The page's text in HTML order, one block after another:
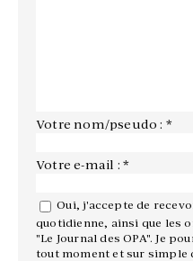
Votre nom/pseudo : *
Votre e-mail : *
Oui, j'accepte de
quotidienne, ainsi que les
"Le Journal des OPA". Je
tout moment et sur simple